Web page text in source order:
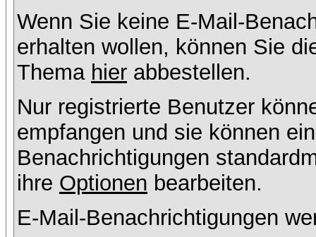
Wenn Sie keine E-Mail-
erhalten wollen, können Sie
Thema hier abbestellen.
Nur registrierte Benutzer
empfangen und sie können
Benachrichtigungen
ihre Optionen bearbeiten.
E-Mail-Benachrichtigungen